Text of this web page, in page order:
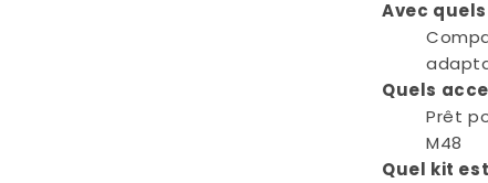
Avec
Quels
Prêt
M48
Quel kit